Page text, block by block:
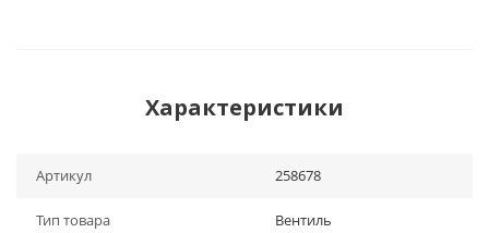
Характеристики
Артикул 258678
Тип товара Вентиль